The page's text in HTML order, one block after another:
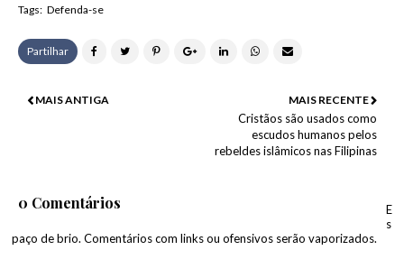
Tags: Defenda-se
Partilhar
MAIS RECENTE
Cristãos são usados ​​como
escudos humanos pelos
rebeldes islâmicos nas Filipinas
MAIS ANTIGA
0 Comentários
E
s
paço de brio. Comentários com links ou ofensivos serão vaporizados.